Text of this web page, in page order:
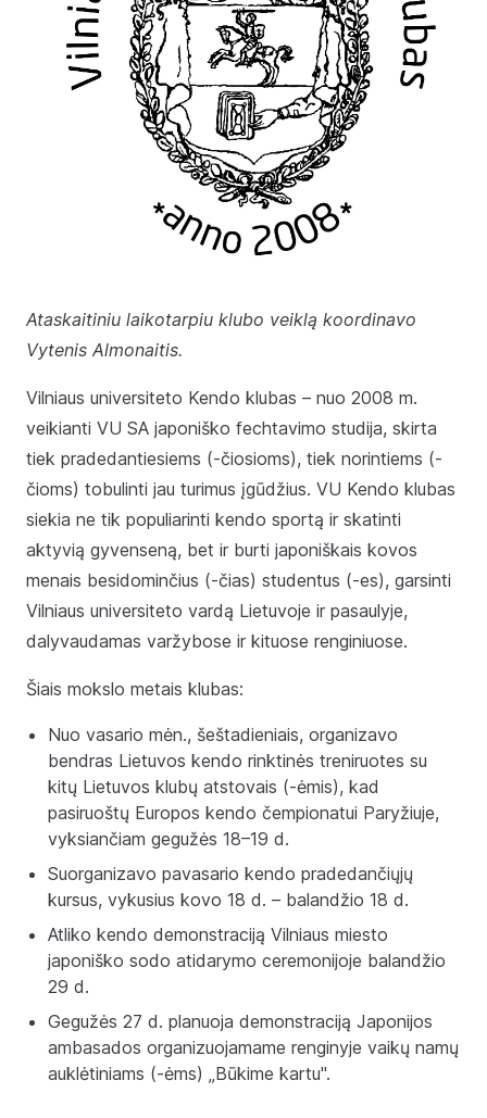
Ataskaitiniu laikotarpiu klubo veiklą koordinavo
Vytenis Almonaitis.
Vilniaus universiteto Kendo klubas – nuo 2008 m.
veikianti VU SA japoniško fechtavimo studija, skirta
tiek pradedantiesiems (-čiosioms), tiek norintiems (-
čioms) tobulinti jau turimus įgūdžius. VU Kendo klubas
siekia ne tik populiarinti kendo sportą ir skatinti
aktyvią gyvenseną, bet ir burti japoniškais kovos
menais besidominčius (-čias) studentus (-es), garsinti
Vilniaus universiteto vardą Lietuvoje ir pasaulyje,
dalyvaudamas varžybose ir kituose renginiuose.
Šiais mokslo metais klubas:
Nuo vasario mėn., šeštadieniais, organizavo
bendras Lietuvos kendo rinktinės treniruotes su
kitų Lietuvos klubų atstovais (-ėmis), kad
pasiruoštų Europos kendo čempionatui Paryžiuje,
vyksiančiam gegužės 18–19 d.
Suorganizavo pavasario kendo pradedančiųjų
kursus, vykusius kovo 18 d. – balandžio 18 d.
Atliko kendo demonstraciją Vilniaus miesto
japoniško sodo atidarymo ceremonijoje balandžio
29 d.
Gegužės 27 d. planuoja demonstraciją Japonijos
ambasados organizuojamame renginyje vaikų namų
auklėtiniams (-ėms) „Būkime kartu".